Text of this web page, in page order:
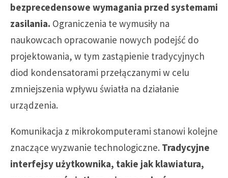
bezprecedensowe wymagania przed systemami
zasilania. Ograniczenia te wymusiły na
naukowcach opracowanie nowych podejść do
projektowania, w tym zastąpienie tradycyjnych
diod kondensatorami przełączanymi w celu
zmniejszenia wpływu światła na działanie
urządzenia.
Komunikacja z mikrokomputerami stanowi kolejne
znaczące wyzwanie technologiczne. Tradycyjne
interfejsy użytkownika, takie jak klawiatura,